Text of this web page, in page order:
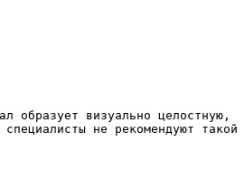
образует визуально целостную,
не рекомендуют такой